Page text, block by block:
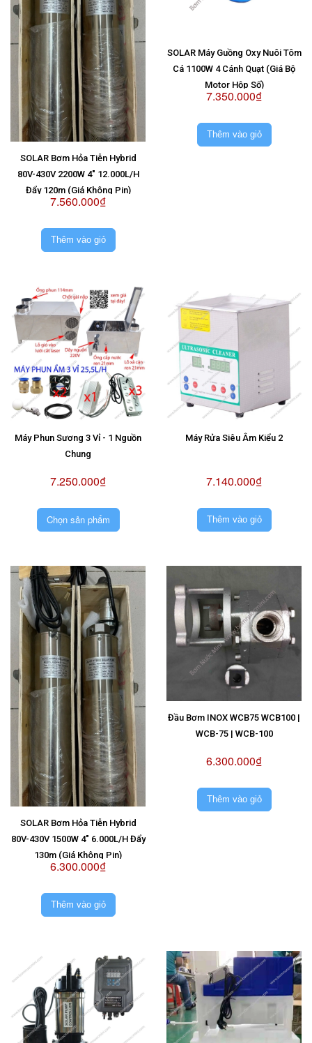
SOLAR Bơm Hỏa Tiễn Hybrid
80V-430V 2200W 4" 12.000L/H
Đẩy 120m (Giá Không Pin)
7.560.000₫
Thêm vào giỏ
SOLAR Máy Guồng Oxy Nuôi Tôm
Cá 1100W 4 Cánh Quạt (Giá Bộ
Motor Hộp Số)
7.350.000₫
Thêm vào giỏ
Máy Phun Sương 3 Vỉ - 1 Nguồn
Chung
7.250.000₫
Chọn sản phẩm
Máy Rửa Siêu Âm Kiểu 2
7.140.000₫
Thêm vào giỏ
SOLAR Bơm Hỏa Tiễn Hybrid
80V-430V 1500W 4" 6.000L/H Đẩy
130m (Giá Không Pin)
6.300.000₫
Thêm vào giỏ
Đầu Bơm INOX WCB75 WCB100 |
WCB-75 | WCB-100
6.300.000₫
Thêm vào giỏ